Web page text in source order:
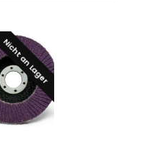
Nicht an Lager